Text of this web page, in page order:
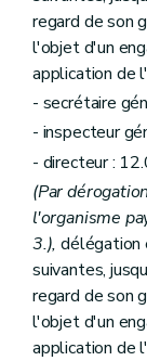
regard de son
l'objet d'un
application de
- secrétaire
- inspecteur
- directeur :
(Par
l'organisme
3.), délégation
suivantes,
regard de son
l'objet d'un
application de